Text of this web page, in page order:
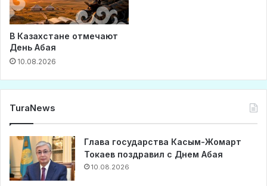
В Казахстане отмечают
День Абая
10.08.2026
TuraNews
Глава государства Касым-Жомарт
Токаев поздравил с Днем Абая
10.08.2026